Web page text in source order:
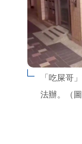
「吃屎哥
法辦。（